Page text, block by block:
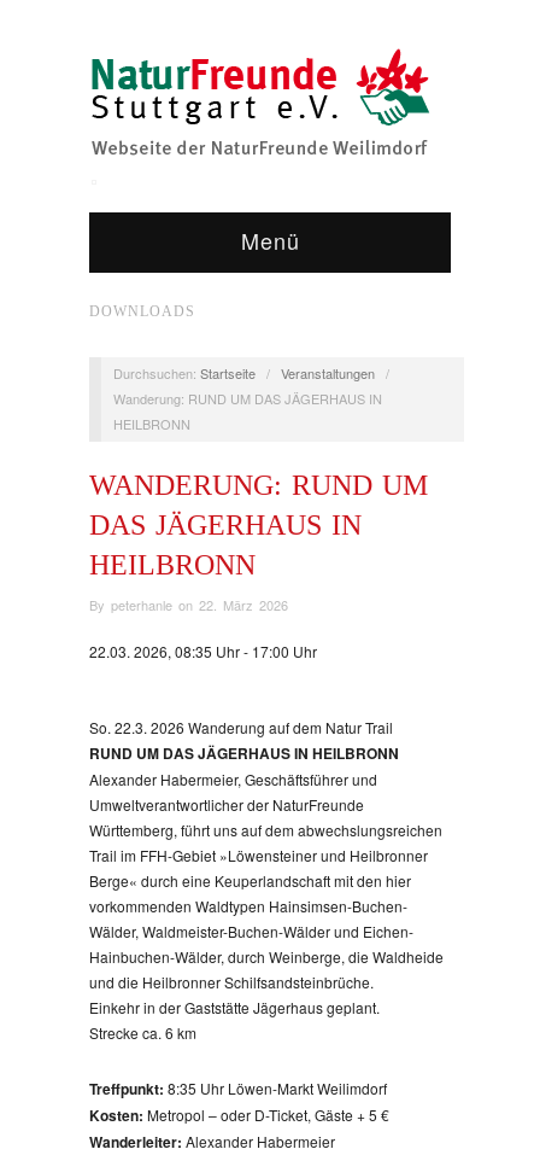
Menü
DOWNLOADS
Durchsuchen: Startseite / Veranstaltungen /
Wanderung: RUND UM DAS JÄGERHAUS IN
HEILBRONN
WANDERUNG: RUND UM
DAS JÄGERHAUS IN
HEILBRONN
By peterhanle on 22. März 2026
22.03. 2026, 08:35 Uhr - 17:00 Uhr
So. 22.3. 2026 Wanderung auf dem Natur Trail
RUND UM DAS JÄGERHAUS IN HEILBRONN
Alexander Habermeier, Geschäftsführer und
Umweltverantwortlicher der NaturFreunde
Württemberg, führt uns auf dem abwechslungsreichen
Trail im FFH-Gebiet »Löwensteiner und Heilbronner
Berge« durch eine Keuperlandschaft mit den hier
vorkommenden Waldtypen Hainsimsen-Buchen-
Wälder, Waldmeister-Buchen-Wälder und Eichen-
Hainbuchen-Wälder, durch Weinberge, die Waldheide
und die Heilbronner Schilfsandsteinbrüche.
Einkehr in der Gaststätte Jägerhaus geplant.
Strecke ca. 6 km
Treffpunkt: 8:35 Uhr Löwen-Markt Weilimdorf
Kosten: Metropol – oder D-Ticket, Gäste + 5 €
Wanderleiter: Alexander Habermeier